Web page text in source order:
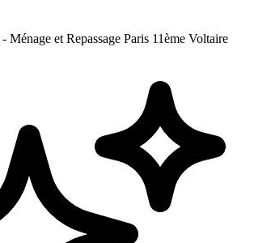
Ménage et Repassage Paris 11ème Voltaire